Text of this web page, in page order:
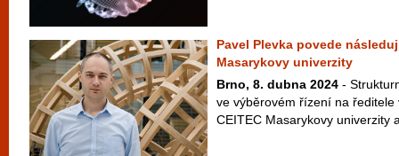
Pavel Plevka povede
Masarykovy univerzity
Brno, 8. dubna 2024 -
ve výběrovém řízení na ředitele
CEITEC Masarykovy univerzity